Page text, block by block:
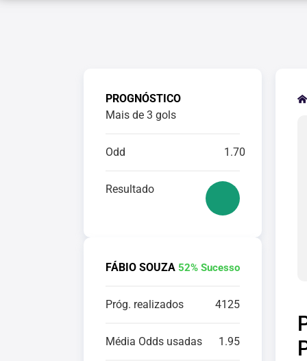
PROGNÓSTICO
Mais de 3 gols
Odd 1.70
Resultado
FÁBIO SOUZA 52% Sucesso
Próg. realizados 4125
Média Odds usadas 1.95